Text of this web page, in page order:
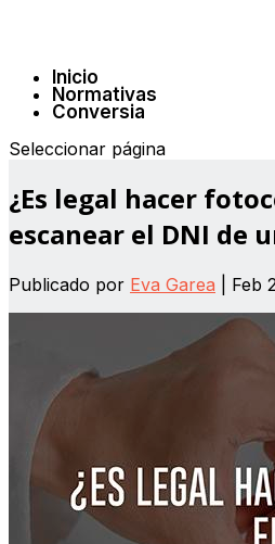
Inicio
Normativas
Conversia
Seleccionar página
¿Es legal hacer
escanear el DNI de
Publicado por Eva Garea Feb